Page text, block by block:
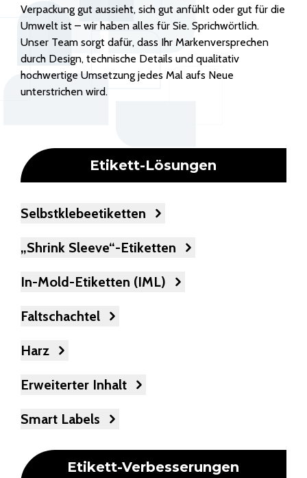
Verpackung gut aussieht, sich gut anfühlt oder gut für die
Umwelt ist – wir haben alles für Sie. Sprichwörtlich.
Unser Team sorgt dafür, dass Ihr Markenversprechen
durch Design, technische Details und qualitativ
hochwertige Umsetzung jedes Mal aufs Neue
unterstrichen wird.
Etikett-Lösungen
Selbstklebeetiketten
„Shrink Sleeve“-Etiketten
In-Mold-Etiketten (IML)
Faltschachtel
Harz
Erweiterter Inhalt
Smart Labels
Etikett-Verbesserungen